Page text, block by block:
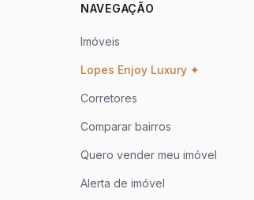
NAVEGAÇÃO
Imóveis
Lopes Enjoy Luxury ✦
Corretores
Comparar bairros
Quero vender meu imóvel
Alerta de imóvel